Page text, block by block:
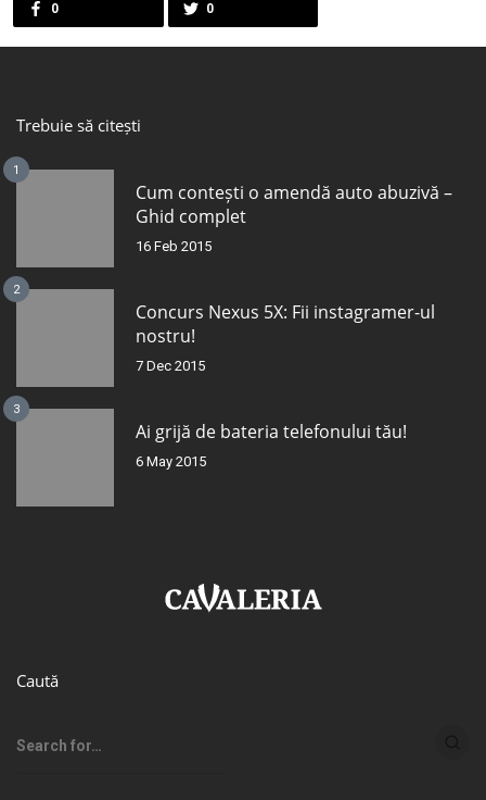
0 0
Trebuie să citești
1
Cum contești o amendă auto abuzivă –
Ghid complet
16 Feb 2015
2
Concurs Nexus 5X: Fii instagramer-ul
nostru!
7 Dec 2015
3
Ai grijă de bateria telefonului tău!
6 May 2015
Caută